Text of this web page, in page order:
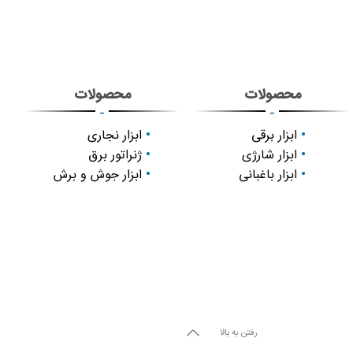
محصولات
-
ابزار برقی
ابزار شارژی
ابزار باغبانی
محصولات
-
ابزار نجاری
ژنراتور برق
ابزار جوش و برش
رفتن به بالا